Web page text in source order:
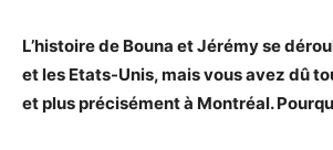
L’histoire de Bouna et Jérémy se
et les Etats-Unis, mais vous avez dû
et plus précisément à Montréal.